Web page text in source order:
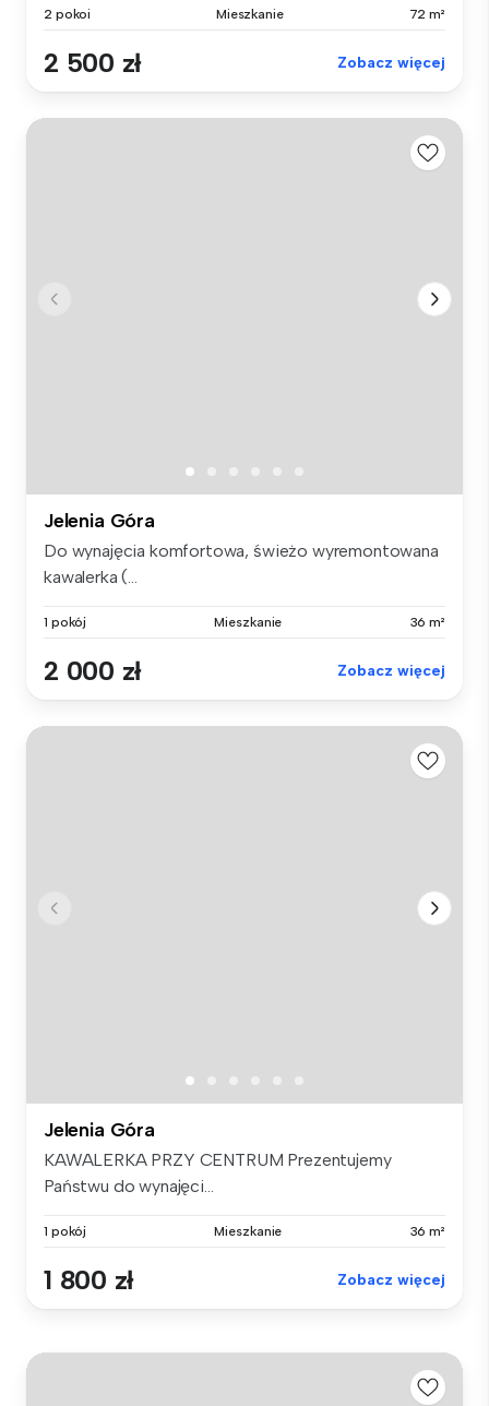
2 pokoi Mieszkanie 72 m²
2 500 zł Zobacz więcej
Jelenia Góra
Do wynajęcia komfortowa, świeżo wyremontowana
kawalerka (...
1 pokój Mieszkanie 36 m²
2 000 zł Zobacz więcej
Jelenia Góra
KAWALERKA PRZY CENTRUM Prezentujemy
Państwu do wynajęci...
1 pokój Mieszkanie 36 m²
1 800 zł Zobacz więcej